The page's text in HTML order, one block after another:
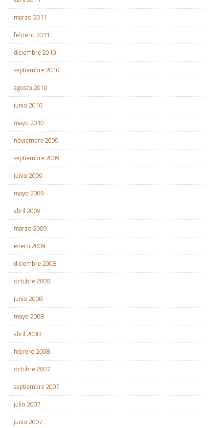
marzo 2011
febrero 2011
diciembre 2010
septiembre 2010
agosto 2010
junio 2010
mayo 2010
noviembre 2009
septiembre 2009
junio 2009
mayo 2009
abril 2009
marzo 2009
enero 2009
diciembre 2008
octubre 2008
junio 2008
mayo 2008
abril 2008
febrero 2008
octubre 2007
septiembre 2007
julio 2007
junio 2007